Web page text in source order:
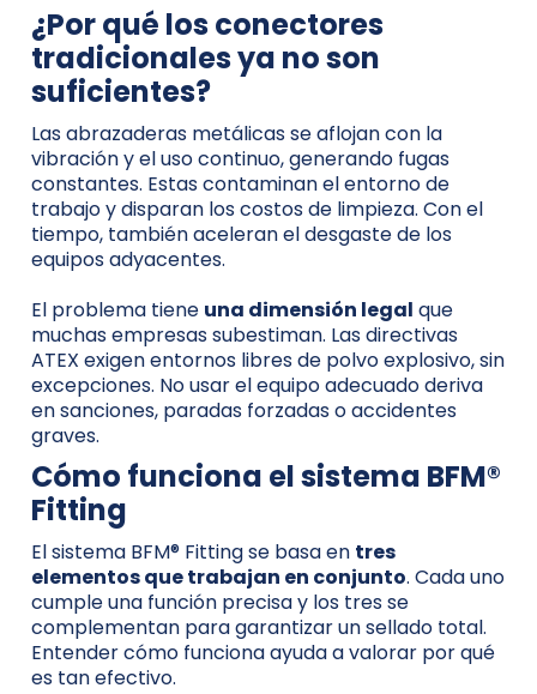
¿Por qué los conectores
tradicionales ya no son
suficientes?
Las abrazaderas metálicas se aflojan con la
vibración y el uso continuo, generando fugas
constantes. Estas contaminan el entorno de
trabajo y disparan los costos de limpieza. Con el
tiempo, también aceleran el desgaste de los
equipos adyacentes.
El problema tiene una dimensión legal que
muchas empresas subestiman. Las directivas
ATEX exigen entornos libres de polvo explosivo, sin
excepciones. No usar el equipo adecuado deriva
en sanciones, paradas forzadas o accidentes
graves.
Cómo funciona el sistema BFM®
Fitting
El sistema BFM® Fitting se basa en tres
elementos que trabajan en conjunto. Cada uno
cumple una función precisa y los tres se
complementan para garantizar un sellado total.
Entender cómo funciona ayuda a valorar por qué
es tan efectivo.